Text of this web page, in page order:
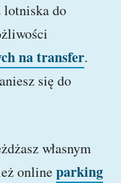
lotniska do
na transfer.
się do
własnym
onlineparking